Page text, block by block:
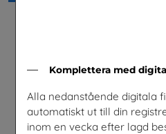
Komplettera med
Alla nedanstående digitala
automatiskt ut till din
inom en vecka efter lagd